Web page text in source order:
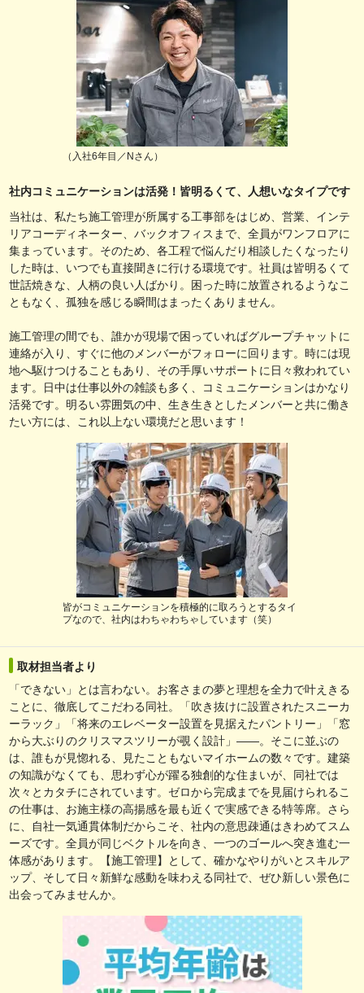
（入社6年目／Nさん）
社内コミュニケーションは活発！皆明るくて、人想いなタイプです
当社は、私たち施工管理が所属する工事部をはじめ、営業、インテ
リアコーディネーター、バックオフィスまで、全員がワンフロアに
集まっています。そのため、各工程で悩んだり相談したくなったり
した時は、いつでも直接聞きに行ける環境です。社員は皆明るくて
世話焼きな、人柄の良い人ばかり。困った時に放置されるようなこ
ともなく、孤独を感じる瞬間はまったくありません。
施工管理の間でも、誰かが現場で困っていればグループチャットに
連絡が入り、すぐに他のメンバーがフォローに回ります。時には現
地へ駆けつけることもあり、その手厚いサポートに日々救われてい
ます。日中は仕事以外の雑談も多く、コミュニケーションはかなり
活発です。明るい雰囲気の中、生き生きとしたメンバーと共に働き
たい方には、これ以上ない環境だと思います！
皆がコミュニケーションを積極的に取ろうとするタイ
プなので、社内はわちゃわちゃしています（笑）
取材担当者より
「できない」とは言わない。お客さまの夢と理想を全力で叶えきる
ことに、徹底してこだわる同社。「吹き抜けに設置されたスニーカ
ーラック」「将来のエレベーター設置を見据えたパントリー」「窓
から大ぶりのクリスマスツリーが覗く設計」――。そこに並ぶの
は、誰もが見惚れる、見たこともないマイホームの数々です。建築
の知識がなくても、思わず心が躍る独創的な住まいが、同社では
次々とカタチにされています。ゼロから完成までを見届けられるこ
の仕事は、お施主様の高揚感を最も近くで実感できる特等席。さら
に、自社一気通貫体制だからこそ、社内の意思疎通はきわめてスム
ーズです。全員が同じベクトルを向き、一つのゴールへ突き進む一
体感があります。【施工管理】として、確かなやりがいとスキルア
ップ、そして日々新鮮な感動を味わえる同社で、ぜひ新しい景色に
出会ってみませんか。